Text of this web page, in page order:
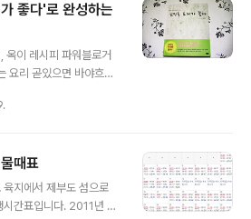
좋다'로 완성하는
옥이 레시피 파워블로거
요리 곧있으면 바야흐로
있는 여러 카페와 블로
을 접하고 있는데요 손쉽
요리가 좋다 저는 현재 낚
고 있지만 맛집과 음식
때표
지에서 제부도 섬으로
시간표입니다. 2011년 1